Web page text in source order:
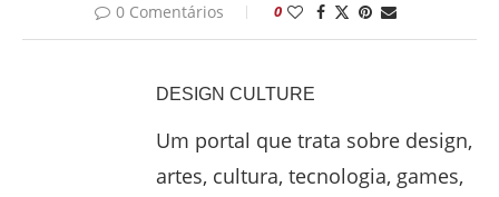
0 Comentários 0
DESIGN CULTURE
Um portal que trata sobre design,
artes, cultura, tecnologia, games,